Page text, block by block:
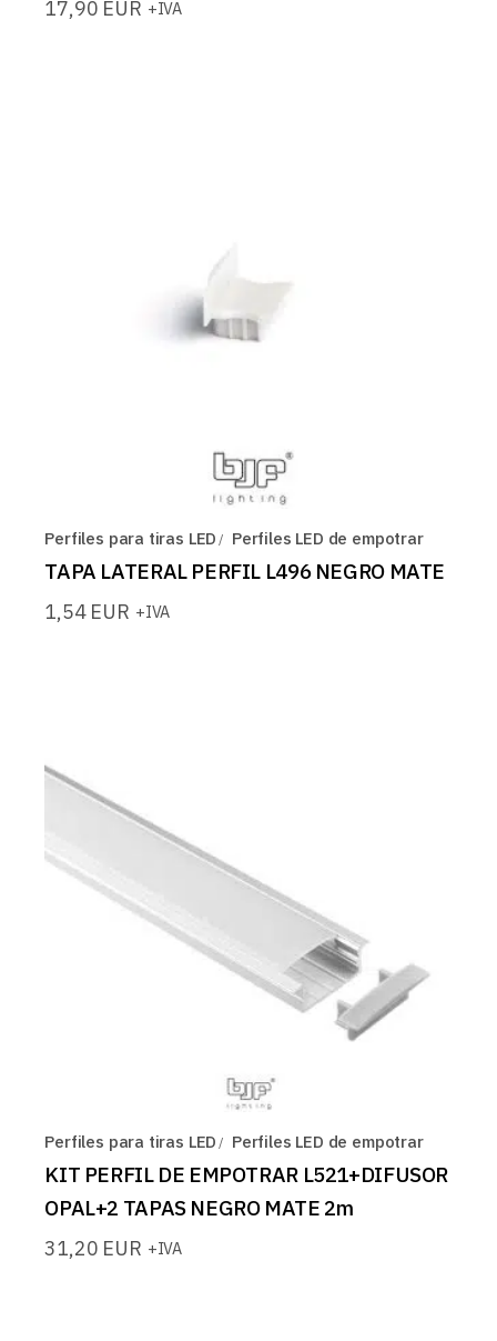
17,90 EUR +IVA
Perfiles para tiras LED Perfiles LED de empotrar
TAPA LATERAL PERFIL L496 NEGRO MATE
1,54 EUR +IVA
Perfiles para tiras LED Perfiles LED de empotrar
KIT PERFIL DE EMPOTRAR L521+DIFUSOR
OPAL+2 TAPAS NEGRO MATE 2m
31,20 EUR +IVA